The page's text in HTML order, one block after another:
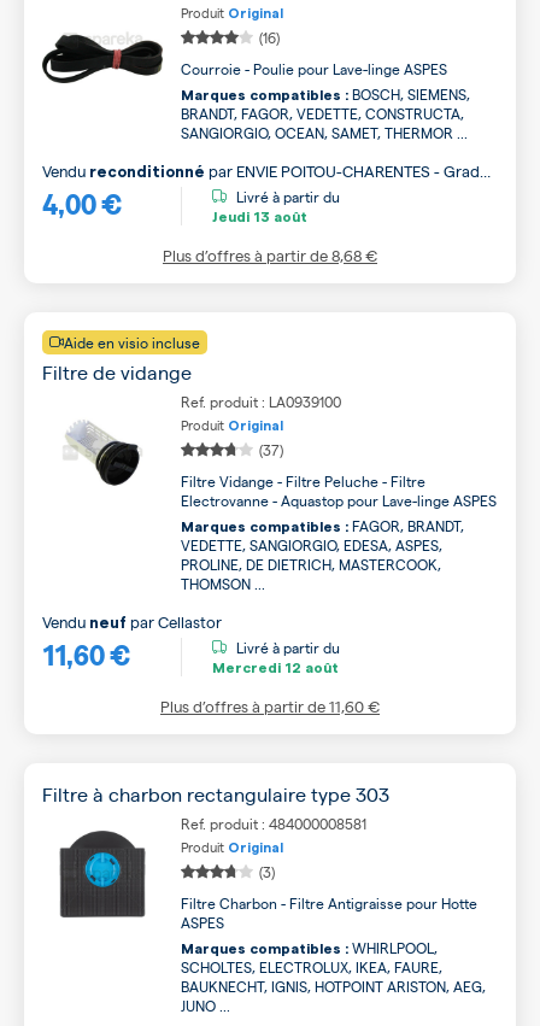
Produit Original
(16)
Courroie - Poulie pour Lave-linge ASPES
Marques compatibles : BOSCH, SIEMENS,
BRANDT, FAGOR, VEDETTE, CONSTRUCTA,
SANGIORGIO, OCEAN, SAMET, THERMOR ...
4,00 €
Vendu reconditionné par ENVIE POITOU-CHARENTES - Grade
B
Livré à partir du
Jeudi 13 août
Plus d’offres à partir de8,68 €
Aide en visio incluse
Filtre de vidange
Ref. produit : LA0939100
Produit Original
(37)
Filtre Vidange - Filtre Peluche - Filtre
Electrovanne - Aquastop pour Lave-linge ASPES
Marques compatibles : FAGOR, BRANDT,
VEDETTE, SANGIORGIO, EDESA, ASPES,
PROLINE, DE DIETRICH, MASTERCOOK,
THOMSON ...
11,60 €
Vendu neuf parCellastor
Livré à partir du
Mercredi 12 août
Plus d’offres à partir de11,60 €
Filtre à charbon rectangulaire type 303
Ref. produit : 484000008581
Produit Original
(3)
Filtre Charbon - Filtre Antigraisse pour Hotte
ASPES
Marques compatibles : WHIRLPOOL,
SCHOLTES, ELECTROLUX, IKEA, FAURE,
BAUKNECHT, IGNIS, HOTPOINT ARISTON, AEG,
JUNO ...